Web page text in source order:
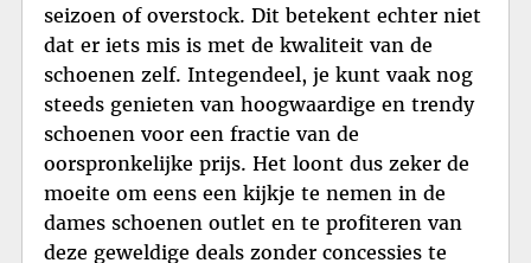
seizoen of overstock. Dit betekent echter niet
dat er iets mis is met de kwaliteit van de
schoenen zelf. Integendeel, je kunt vaak nog
steeds genieten van hoogwaardige en trendy
schoenen voor een fractie van de
oorspronkelijke prijs. Het loont dus zeker de
moeite om eens een kijkje te nemen in de
dames schoenen outlet en te profiteren van
deze geweldige deals zonder concessies te